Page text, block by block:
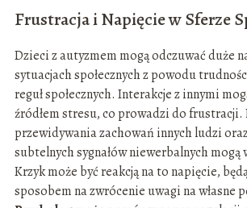
Frustracja i Napięcie w Sferze
Dzieci z autyzmem mogą odczuwać duże
sytuacjach społecznych z powodu
reguł społecznych. Interakcje z innymi
źródłem stresu, co prowadzi do frustracji.
przewidywania zachowań innych ludzi
subtelnych sygnałów niewerbalnych mogą
Krzyk może być reakcją na to napięcie,
sposobem na zwrócenie uwagi na własne